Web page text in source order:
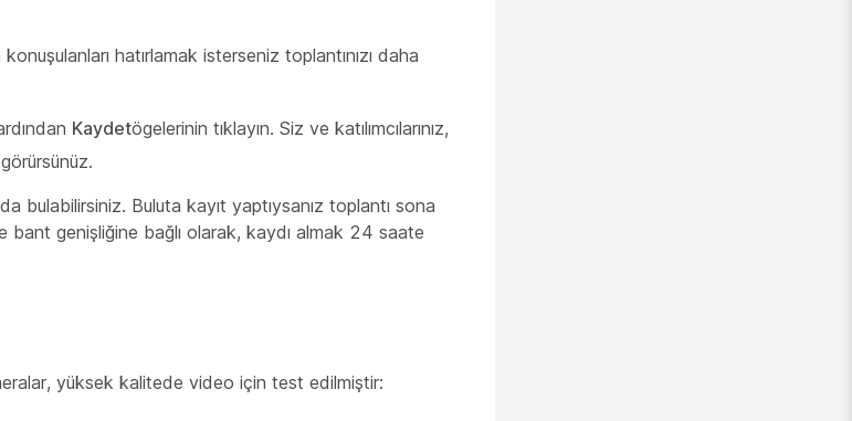
hatırlamak isterseniz toplantınızı daha
Kaydetögelerinin tıklayın. Siz ve katılımcılarınız,
bulabilirsiniz. Buluta kayıt yaptıysanız toplantı sona
bant genişliğine bağlı olarak, kaydı almak 24 saate
yüksek kalitede video için test edilmiştir: